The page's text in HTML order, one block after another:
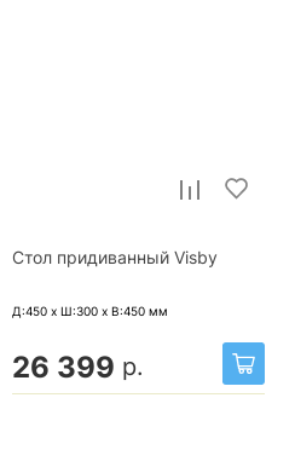
Стол придиванный Visby
Д:450 x Ш:300 x В:450 мм
26 399 р.